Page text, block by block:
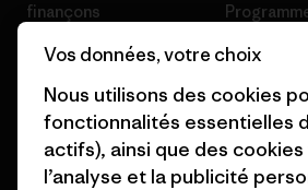
finançons
Cartes cadeaux
Nos magasins
Patagonia
Vos données, votre choix
Nous utilisons des cookies
fonctionnalités essentielles
actifs), ainsi que des
l’analyse et la publicité